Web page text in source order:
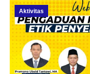
Aktivitas